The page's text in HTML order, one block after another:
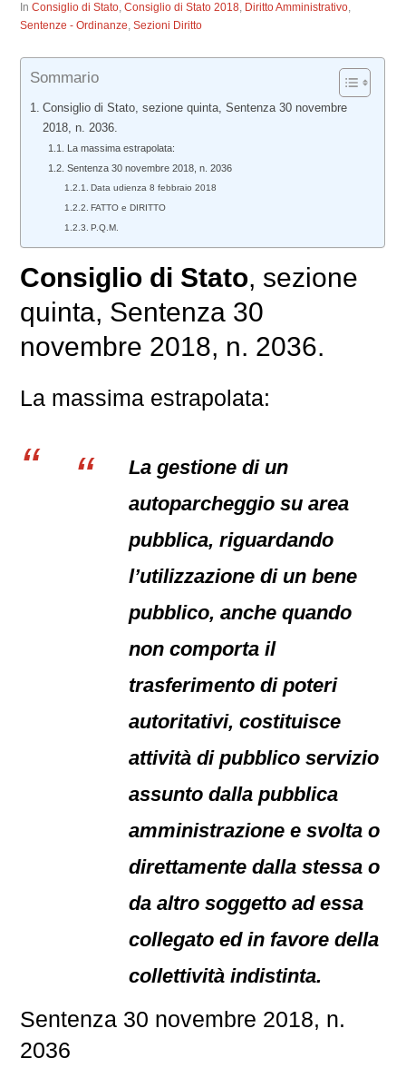
InConsiglio di Stato,Consiglio di Stato 2018, Diritto Amministrativo,
Sentenze - Ordinanze,Sezioni Diritto
Sommario
Consiglio di Stato, sezione quinta, Sentenza 30 novembre
2018, n. 2036.
La massima estrapolata:
Sentenza 30 novembre 2018, n. 2036
Data udienza 8 febbraio 2018
FATTO e DIRITTO
P.Q.M.
Consiglio di Stato, sezione
quinta, Sentenza 30
novembre 2018, n. 2036.
La massima estrapolata:
La gestione di un
autoparcheggio su area
pubblica, riguardando
l’utilizzazione di un bene
pubblico, anche quando
non comporta il
trasferimento di poteri
autoritativi, costituisce
attività di pubblico servizio
assunto dalla pubblica
amministrazione e svolta o
direttamente dalla stessa o
da altro soggetto ad essa
collegato ed in favore della
collettività indistinta.
Sentenza 30 novembre 2018, n.
2036